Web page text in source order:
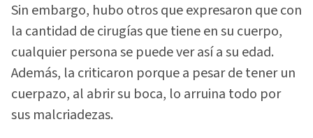
Sin embargo, hubo otros que expresaron que con
la cantidad de cirugías que tiene en su cuerpo,
cualquier persona se puede ver así a su edad.
Además, la criticaron porque a pesar de tener un
cuerpazo, al abrir su boca, lo arruina todo por
sus malcriadezas.